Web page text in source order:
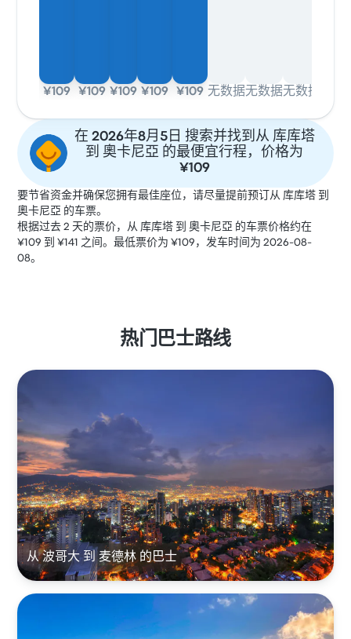
¥109 ¥109 ¥109 ¥109 ¥109 无数据无数据无数据
在 2026年8月5日 搜索并找到从 库库塔
到 奧卡尼亞 的最便宜行程，价格为
¥109
要节省资金并确保您拥有最佳座位，请尽量提前预订从 库库塔 到
奧卡尼亞 的车票。
根据过去 2 天的票价，从 库库塔 到 奧卡尼亞 的车票价格约在
¥109 到 ¥141 之间。最低票价为 ¥109，发车时间为 2026-08-
08。
热门巴士路线
从 波哥大 到 麦德林 的巴士